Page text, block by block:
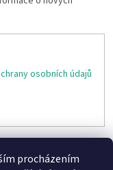
procházením
osobních údajů